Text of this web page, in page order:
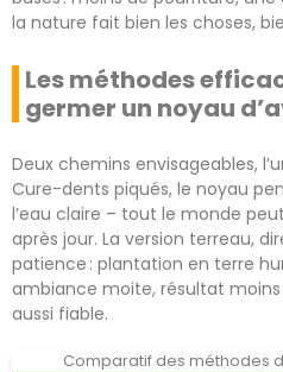
la nature fait bien les choses,
Les méthodes
germer un noyau
Deux chemins envisageables,
Cure-dents piqués, le noyau
l’eau claire – tout le monde
après jour. La version terreau,
patience : plantation en terre
ambiance moite, résultat
aussi fiable.
Comparatif des méthodes